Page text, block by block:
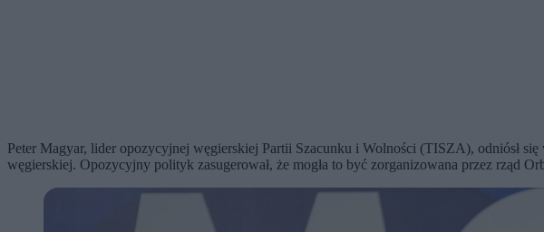
Peter Magyar, lider opozycyjnej węgierskiej Partii Szacunku i Wolności (TISZA), odniósł
węgierskiej. Opozycyjny polityk zasugerował, że mogła to być zorganizowana przez rząd